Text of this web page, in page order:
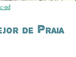
nd
de Praia